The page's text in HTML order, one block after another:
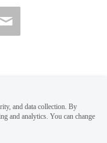
and data collection. By
and analytics. You can change